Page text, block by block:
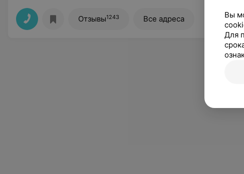
Отзывы1243 Все адреса
Вы
Для